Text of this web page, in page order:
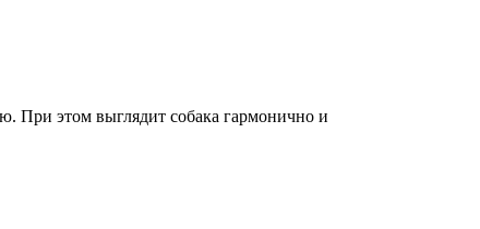
При этом выглядит собака гармонично и